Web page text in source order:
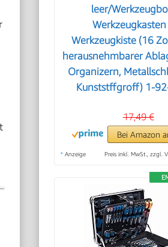
leer/
Werkzeugkasten
Werkzeugkiste (16
herausnehmbarer
Organizern,
Kunststffgroff) 1-
17,49 €
Bei Amazon
* Anzeige Preis inkl. MwSt., zzgl.